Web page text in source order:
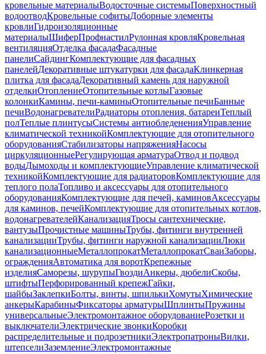
кровельные материалыВодосточные системыПоверхностный
водоотводКровельные софитыДоборные элементы
кровлиГидроизоляционные
материалыШиферПрофнастилРулонная кровляКровельная
вентиляцияОтделка фасадаФасадные
панелиСайдингКомплектующие для фасадных
панелейДекоративные штукатурки для фасадаКлинкерная
плитка для фасадаДекоративный камень для наружной
отделкиОтоплениеОтопительные котлыГазовые
колонкиКамины, печи-каминыОтопительные печиБанные
печиВодонагревателиРадиаторы отопления, батареиТеплый
полТеплые плинтусыСистемы антиобледененияУправление
климатической техникойКомплектующие для отопительного
оборудованияСтабилизаторы напряженияНасосы
циркуляционныеРегулирующая арматураОтвод и подвод
водыДымоходы и комплектующиеУправление климатической
техникойКомплектующие для радиаторовКомплектующие для
теплого полаТопливо и аксессуары для отопительного
оборудованияКомплектующие для печей, каминовАксессуары
для каминов, печейКомплектующие для отопительных котлов,
водонагревателейКанализацияТросы сантехнические,
вантузыПрочистные машиныТрубы, фитинги внутренней
канализацииТрубы, фитинги наружной канализацииЛюки
канализационныеМеталлопрокатМеталлопрокатСваиЗаборы,
огражденияАвтоматика для воротКрепежные
изделияСаморезы, шурупыГвоздиАнкеры, дюбелиСкобы,
штифтыПерфорированный крепежГайки,
шайбыЗаклепкиБолты, винты, шпилькиХомутыХимические
анкерыКарабиныФиксаторы арматурыШплинтыПружины
универсальныеЭлектромонтажное оборудованиеРозетки и
выключателиЭлектрические звонкиКоробки
распределительные и подрозетникиЭлектропатроныВилки,
штепселиЗаземлениеЭлектромонтажные